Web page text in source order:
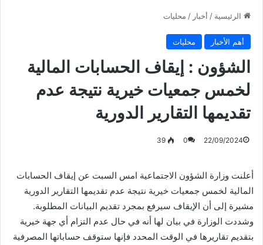
الرئيسية / أخبار / محليات
أهم الأخبار محليات
الشؤون : إيقاف الحسابات المالية
لخمس جمعيات خيرية نتيجة عدم
تقديمها التقارير الدورية
22/09/2024
0
39
أعلنت وزارة الشؤون الاجتماعية امس السبت عن إيقاف الحسابات
المالية لخمس جمعيات خيرية نتيجة عدم تقديمها التقارير الدورية
مشيرة إلى أن الإيقاف سيرفع بمجرد تقديم البيانات المطلوبة.
وشددت الوزارة في بيان لها أنه في حال عدم التزام أي جهة خيرية
بتقديم تقاريرها في الوقت المحدد فإنها ستوقف حساباتها المصرفية